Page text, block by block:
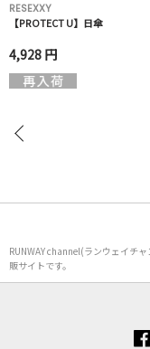
RESEXXY
【PROTECT U】日傘
4,928 円
RUNWAY channel(ランウェイチ
販サイトです。